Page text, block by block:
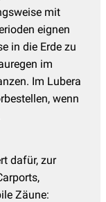
mit
eignen
in die Erde zu
im
Im Lubera
wenn
dafür, zur
Zäune: